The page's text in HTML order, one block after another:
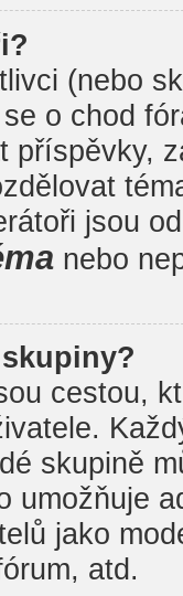
(nebo
o chod
příspěvky,
jsou
nebo
cestou,
skupině
umožňuje
jako
atd.